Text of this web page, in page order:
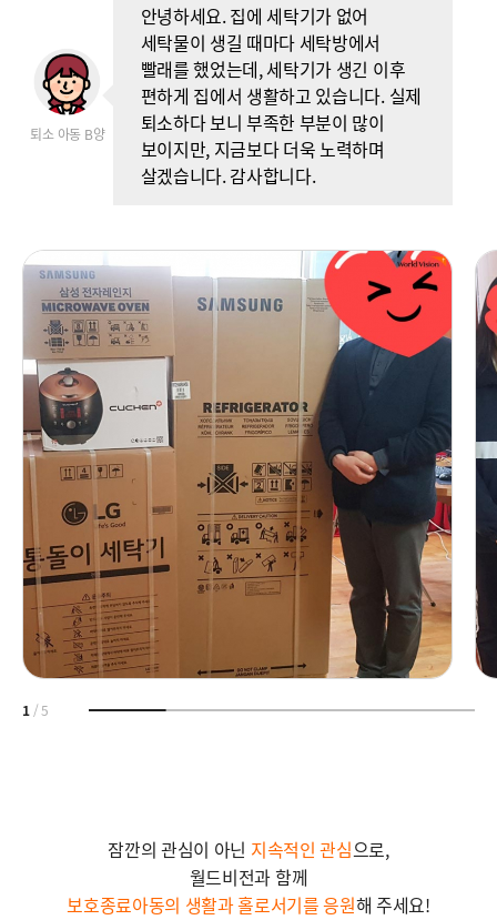
퇴소 아동 B양
안녕하세요. 집에 세탁기가 없어
세탁물이 생길 때마다 세탁방에서
빨래를 했었는데, 세탁기가 생긴 이후
편하게 집에서 생활하고 있습니다. 실제
퇴소하다 보니 부족한 부분이 많이
보이지만, 지금보다 더욱 노력하며
살겠습니다. 감사합니다.
1/5
잠깐의 관심이 아닌 지속적인 관심으로,
월드비전과 함께
보호종료아동의 생활과 홀로서기를 응원해 주세요!